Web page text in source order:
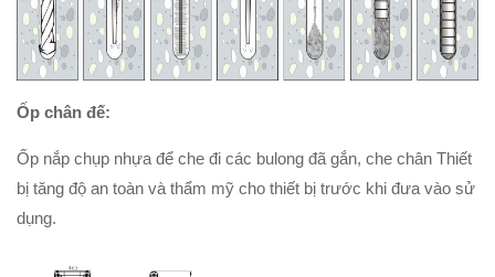
Ốp chân đế:
Ốp nắp chụp nhựa để che đi các bulong đã gắn, che chân Thiết
bị tăng độ an toàn và thẩm mỹ cho thiết bị trước khi đưa vào sử
dụng.